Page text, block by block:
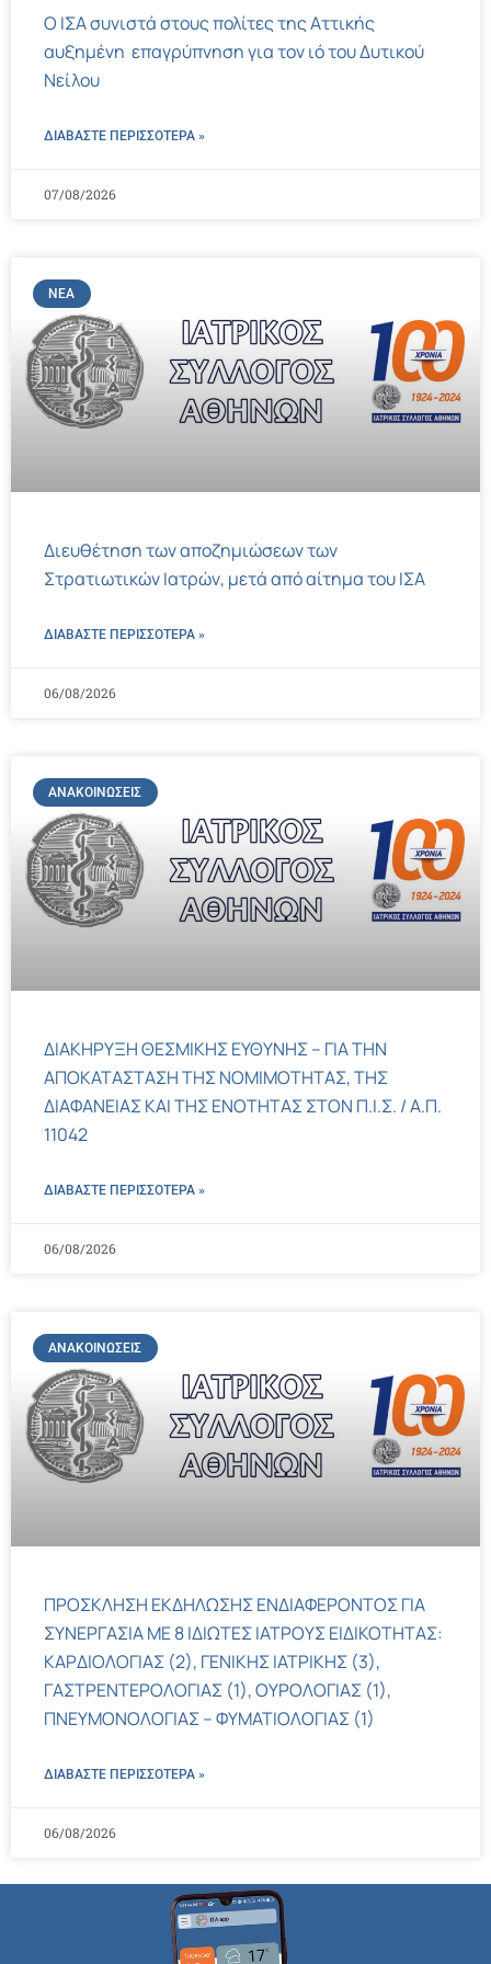
Ο ΙΣΑ συνιστά στους πολίτες της Αττικής
αυξημένη επαγρύπνηση για τον ιό του Δυτικού
Νείλου
ΔΙΑΒΑΣΤΕ ΠΕΡΙΣΣΌΤΕΡΑ »
07/08/2026
ΝΈΑ
Διευθέτηση των αποζημιώσεων των
Στρατιωτικών Ιατρών, μετά από αίτημα του ΙΣΑ
ΔΙΑΒΑΣΤΕ ΠΕΡΙΣΣΌΤΕΡΑ »
06/08/2026
ΑΝΑΚΟΙΝΏΣΕΙΣ
ΔΙΑΚΗΡΥΞΗ ΘΕΣΜΙΚΗΣ ΕΥΘΥΝΗΣ – ΓΙΑ ΤΗΝ
ΑΠΟΚΑΤΑΣΤΑΣΗ ΤΗΣ ΝΟΜΙΜΟΤΗΤΑΣ, ΤΗΣ
ΔΙΑΦΑΝΕΙΑΣ ΚΑΙ ΤΗΣ ΕΝΟΤΗΤΑΣ ΣΤΟΝ Π.Ι.Σ. / Α.Π.
11042
ΔΙΑΒΑΣΤΕ ΠΕΡΙΣΣΌΤΕΡΑ »
06/08/2026
ΑΝΑΚΟΙΝΏΣΕΙΣ
ΠΡΟΣΚΛΗΣΗ ΕΚΔΗΛΩΣΗΣ ΕΝΔΙΑΦΕΡΟΝΤΟΣ ΓΙΑ
ΣΥΝΕΡΓΑΣΙΑ ΜΕ 8 ΙΔΙΩΤΕΣ ΙΑΤΡΟΥΣ ΕΙΔΙΚΟΤΗΤΑΣ:
ΚΑΡΔΙΟΛΟΓΙΑΣ (2), ΓΕΝΙΚΗΣ ΙΑΤΡΙΚΗΣ (3),
ΓΑΣΤΡΕΝΤΕΡΟΛΟΓΙΑΣ (1), ΟΥΡΟΛΟΓΙΑΣ (1),
ΠΝΕΥΜΟΝΟΛΟΓΙΑΣ – ΦΥΜΑΤΙΟΛΟΓΙΑΣ (1)
ΔΙΑΒΑΣΤΕ ΠΕΡΙΣΣΌΤΕΡΑ »
06/08/2026